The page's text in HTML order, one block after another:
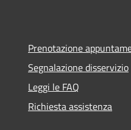
Prenotazione
Segnalazione disservizio
Leggi le FAQ
Richiesta assistenza